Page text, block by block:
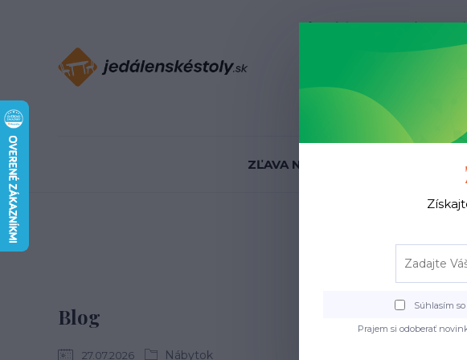
Informácie Kontakty
ZĽAVA NA SKLADE !
Blog
27.07.2026 Nábytok
Doprava
Súhlasím so
Prajem si odoberať